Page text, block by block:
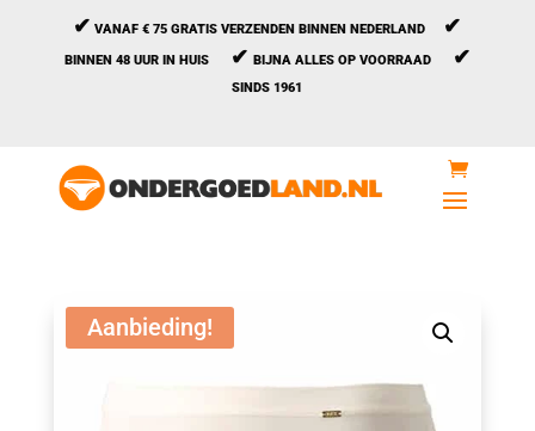
✔ VANAF € 75 GRATIS VERZENDEN BINNEN NEDERLAND ✔
BINNEN 48 UUR IN HUIS ✔ BIJNA ALLES OP VOORRAAD ✔
SINDS 1961
Aanbieding!